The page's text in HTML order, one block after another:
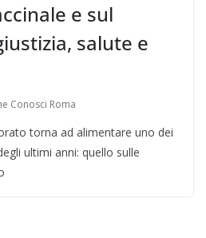
e sul
salute e
Conosci Roma
torna ad alimentare uno dei
ultimi anni: quello sulle